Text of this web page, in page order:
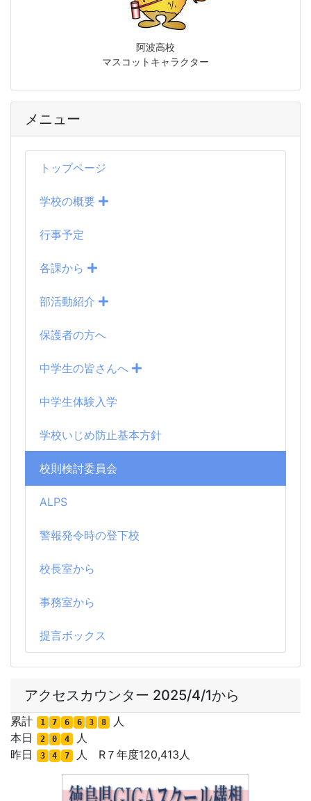
阿波高校
マスコットキャラクター
メニュー
トップページ
学校の概要
行事予定
各課から
部活動紹介
保護者の方へ
中学生の皆さんへ
中学生体験入学
学校いじめ防止基本方針
校則検討委員会
ALPS
警報発令時の登下校
校長室から
事務室から
提言ボックス
アクセスカウンター 2025/4/1から
累計 1 7 6 6 3 8 人
本日
2 0 4 人
昨日
3 4 7 人 R７年度120,413人